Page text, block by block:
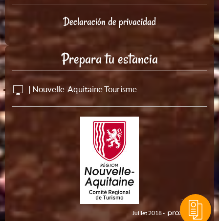
Declaración de privacidad
Prepara tu estancia
| Nouvelle-Aquitaine Tourisme
Juillet 2018 -